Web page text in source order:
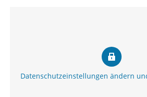
Datenschutzeinstellungen ändern